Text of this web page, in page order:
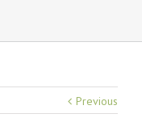
Previous